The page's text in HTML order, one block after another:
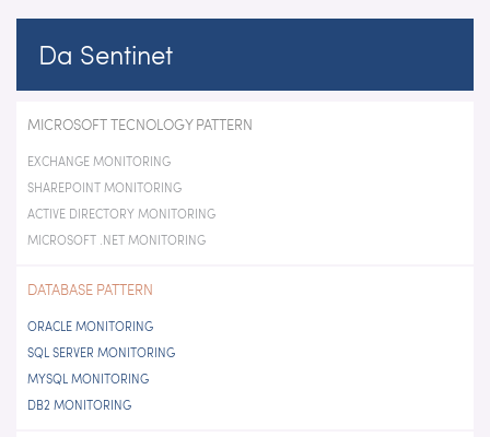
Da Sentinet
MICROSOFT TECNOLOGY PATTERN
EXCHANGE MONITORING
SHAREPOINT MONITORING
ACTIVE DIRECTORY MONITORING
MICROSOFT .NET MONITORING
DATABASE PATTERN
ORACLE MONITORING
SQL SERVER MONITORING
MYSQL MONITORING
DB2 MONITORING